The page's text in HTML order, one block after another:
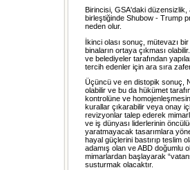
Birincisi, GSA'daki
birleştiğinde Shubow - Trump
neden olur.
İkinci olası sonuç, mütevazı
binaların ortaya çıkması
ve belediyeler tarafından
tercih edenler için ara sıra
Üçüncü ve en distopik sonuç,
olabilir ve bu da hükümet
kontrolüne ve
kurallar çıkarabilir veya onay
revizyonlar talep ederek
ve iş dünyası liderlerinin
yaratmayacak tasarımlara
hayal güçlerini bastırıp teslim
adamış olan ve ABD doğumlu
mimarlardan başlayarak
susturmak olacaktır.